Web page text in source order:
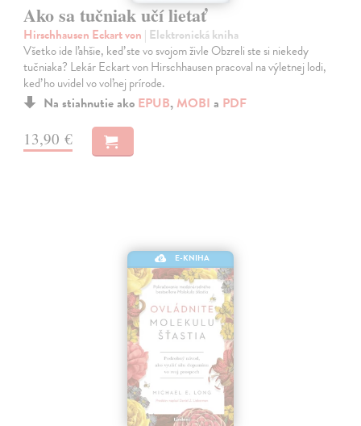
Ako sa tučniak učí lietať
Hirschhausen Eckart von | Elektronická kniha
Všetko ide ľahšie, keď ste vo svojom živle Obzreli ste si niekedy
tučniaka? Lekár Eckart von Hirschhausen pracoval na výletnej lodi,
keď ho uvidel vo voľnej prírode.
Na stiahnutie ako EPUB, MOBI a PDF
13,90 €
E-KNIHA